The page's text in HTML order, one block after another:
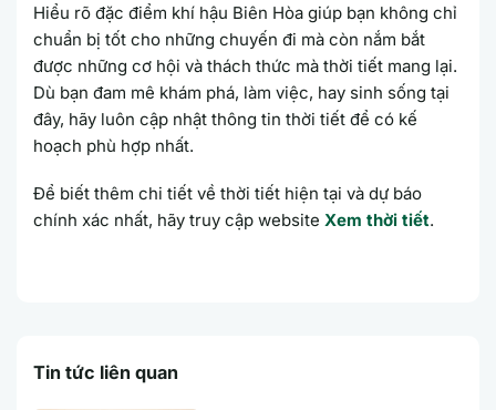
Hiểu rõ đặc điểm khí hậu Biên Hòa giúp bạn không chỉ
chuẩn bị tốt cho những chuyến đi mà còn nắm bắt
được những cơ hội và thách thức mà thời tiết mang lại.
Dù bạn đam mê khám phá, làm việc, hay sinh sống tại
đây, hãy luôn cập nhật thông tin thời tiết để có kế
hoạch phù hợp nhất.
Để biết thêm chi tiết về thời tiết hiện tại và dự báo
chính xác nhất, hãy truy cập website Xem thời tiết.
Tin tức liên quan